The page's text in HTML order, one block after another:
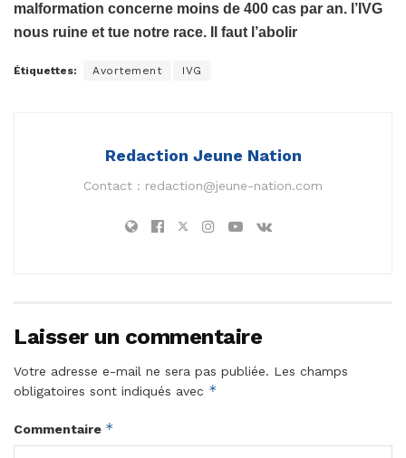
malformation concerne moins de 400 cas par an. l’IVG
nous ruine et tue notre race. Il faut l’abolir
Étiquettes: Avortement IVG
Redaction Jeune Nation
Contact : redaction@jeune-nation.com
Laisser un commentaire
Votre adresse e-mail ne sera pas publiée. Les champs
obligatoires sont indiqués avec *
Commentaire *